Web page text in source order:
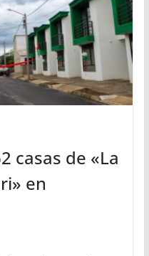
casas de «La
en